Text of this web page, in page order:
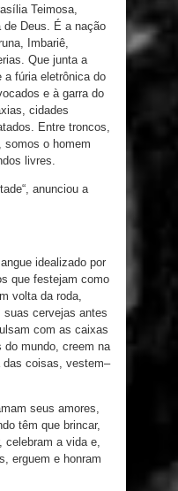
Teimosa,
de Deus. É a nação
, Imbariê,
. Que junta a
a fúria eletrônica do
e à garra do
, cidades
. Entre troncos,
, somos o homem
livres.
“, anunciou a
idealizado por
que festejam como
volta da roda,
suas cervejas antes
com as caixas
do mundo, creem na
das coisas, vestem–
seus amores,
têm que brincar,
, celebram a vida e,
, erguem e honram